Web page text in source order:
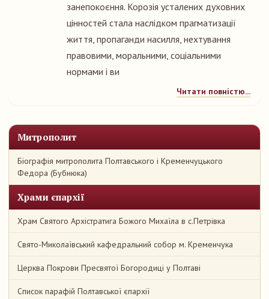
Митрополит
Біографія митрополита Полтавського і Кременчуцького
Федора (Бубнюка)
Храми єпархії
Храм Святого Архістратига Божого Михаїла в с.Петрівка
Свято-Миколаївський кафедральний собор м. Кременчука
Церква Покрови Пресвятої Богородиці у Полтаві
Список парафій Полтавської єпархії
занепокоєння. Корозія усталених духовних
цінностей стала наслідком прагматизації
життя, пропаганди насилля, нехтування
правовими, моральними, соціальними
нормами і ви
Читати повністю...